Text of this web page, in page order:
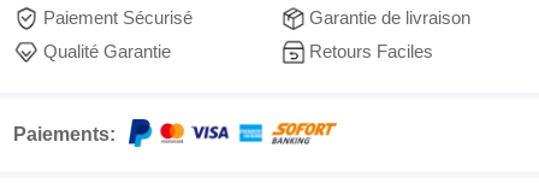
Paiement Sécurisé
Garantie de livraison
Qualité Garantie
Retours Faciles
Paiements: